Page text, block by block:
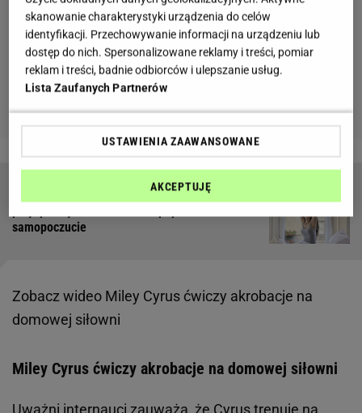
Zdrowa poranna rutyna. Dzięki tym nawykom
samopoczucie
Zobacz wideo Miley Cyrus ćwiczy akrobacje na
domowej siłowni
Miley Cyrus ćwiczy akrobacje na domowej siłowni
skanowanie charakterystyki urządzenia do celów
identyfikacji. Przechowywanie informacji na urządzeniu lub
dostęp do nich. Spersonalizowane reklamy i treści, pomiar
reklam i treści, badnie odbiorców i ulepszanie usług.
Lista Zaufanych Partnerów
USTAWIENIA ZAAWANSOWANE
AKCEPTUJĘ